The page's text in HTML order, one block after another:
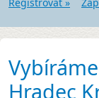
Hradec